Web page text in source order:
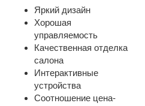
Яркий дизайн
Хорошая
управляемость
Качественная отделка
салона
Интерактивные
устройства
Соотношение цена-